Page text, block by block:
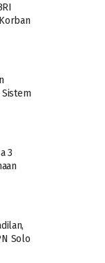
3
Solo